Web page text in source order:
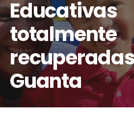
Educativas
totalmente
Guanta